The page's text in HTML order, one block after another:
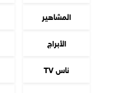
المشاهير
الأبراج
ناس TV